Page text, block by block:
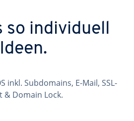
so individuell
inkl. Subdomains, E-Mail, SSL-
& Domain Lock.